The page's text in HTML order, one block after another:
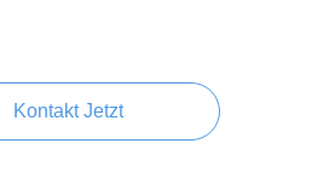
Kontakt Jetzt